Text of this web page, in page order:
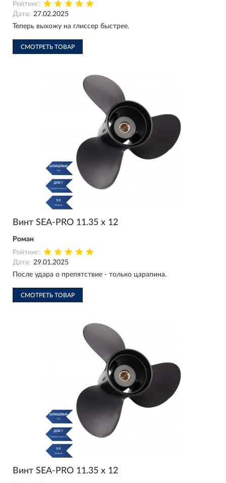
Рейтинг:
Дата: 27.02.2025
Теперь выхожу на глиссер быстрее.
СМОТРЕТЬ ТОВАР
Винт SEA-PRO 11.35 х 12
Роман
Рейтинг:
Дата: 29.01.2025
После удара о препятствие - только царапина.
СМОТРЕТЬ ТОВАР
Винт SEA-PRO 11.35 х 12